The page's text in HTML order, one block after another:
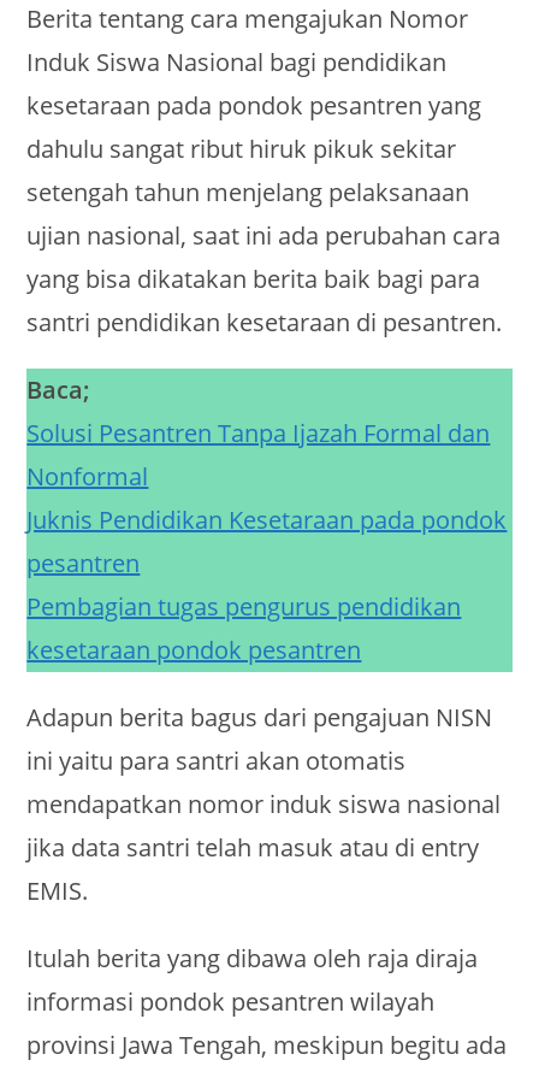
Berita tentang cara mengajukan Nomor
Induk Siswa Nasional bagi pendidikan
kesetaraan pada pondok pesantren yang
dahulu sangat ribut hiruk pikuk sekitar
setengah tahun menjelang pelaksanaan
ujian nasional, saat ini ada perubahan cara
yang bisa dikatakan berita baik bagi para
santri pendidikan kesetaraan di pesantren.
Baca;
Solusi Pesantren Tanpa Ijazah Formal dan
Nonformal
Juknis Pendidikan Kesetaraan pada pondok
pesantren
Pembagian tugas pengurus pendidikan
kesetaraan pondok pesantren
Adapun berita bagus dari pengajuan NISN
ini yaitu para santri akan otomatis
mendapatkan nomor induk siswa nasional
jika data santri telah masuk atau di entry
EMIS.
Itulah berita yang dibawa oleh raja diraja
informasi pondok pesantren wilayah
provinsi Jawa Tengah, meskipun begitu ada